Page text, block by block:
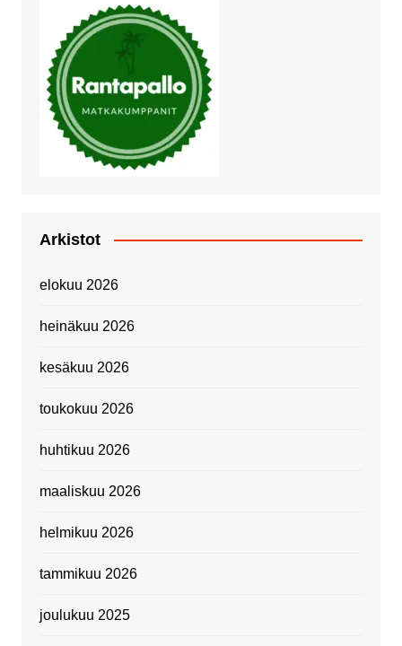
Arkistot
elokuu 2026
heinäkuu 2026
kesäkuu 2026
toukokuu 2026
huhtikuu 2026
maaliskuu 2026
helmikuu 2026
tammikuu 2026
joulukuu 2025